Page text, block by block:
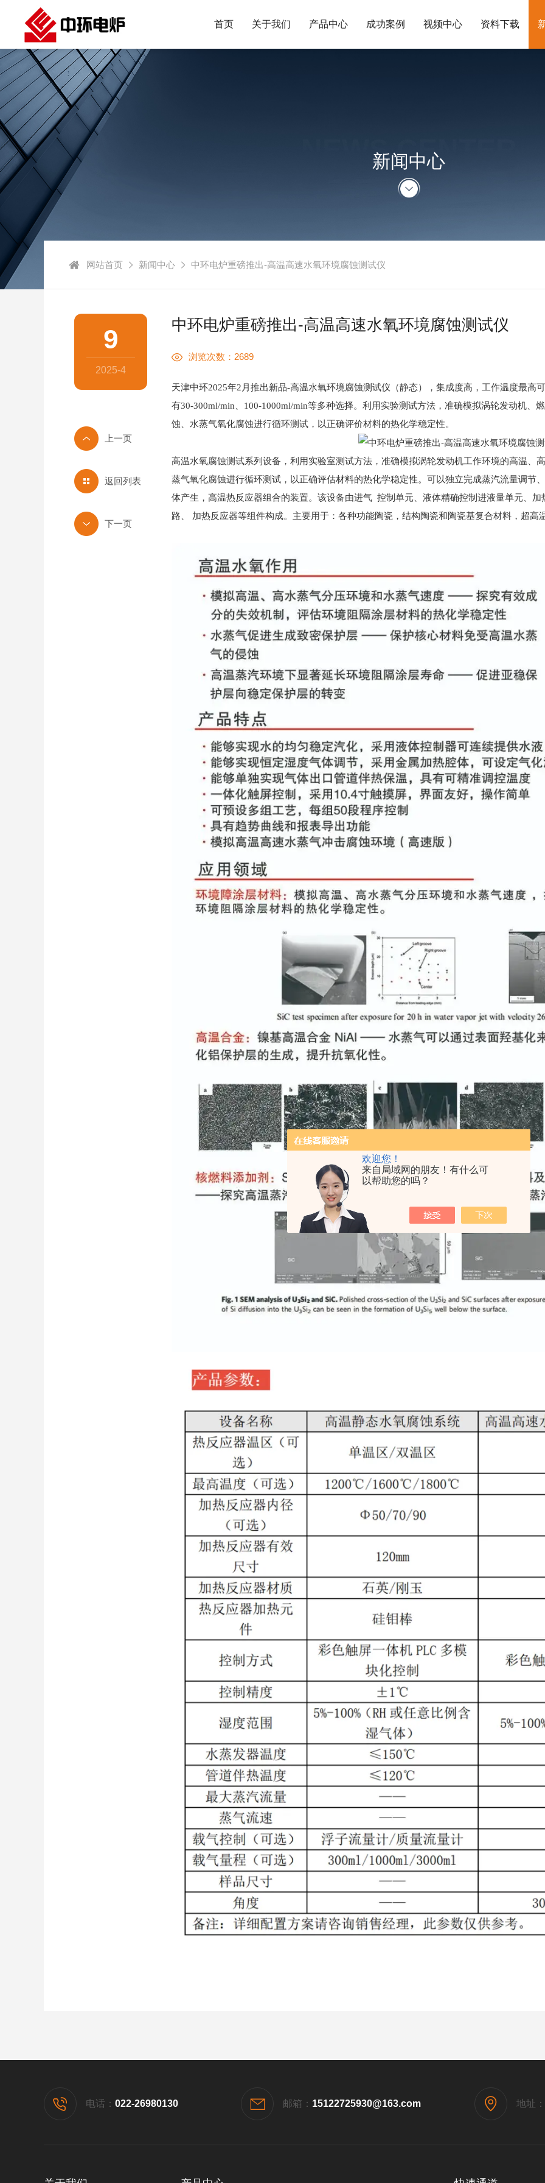
欢迎您！
来自局域网的朋友！有什么可
以帮助您的吗？
首页 关于我们 产品中心 成功案例 视频中心 资料下载
NEWS CENTER
新闻中心
网站首页 新闻中心 中环电炉重磅推出-高温高速水氧环境腐蚀测试仪
中环电炉重磅推出-高温高速水氧环境腐蚀测试仪
浏览次数：2689
天津中环2025年2月推出新品-高温水氧环境腐蚀测试仪（静态），集成度高，工作温度最
有30-300ml/min、100-1000ml/min等多种选择。利用实验测试方法，准确模拟涡轮发动机、
蚀、水蒸气氧化腐蚀进行循环测试，以正确评价材料的热化学稳定性。
高温水氧腐蚀测试系列设备，利用实验室测试方法，准确模拟涡轮发动机工作环境的高温、
蒸气氧化腐蚀进行循环测试，以正确评估材料的热化学稳定性。可以独立完成蒸汽流量调节
体产生，高温热反应器组合的装置。该设备由进气 控制单元、液体精确控制进液量单元、
路、 加热反应器等组件构成。主要用于：各种功能陶瓷，结构陶瓷和陶瓷基复合材料，超高
9
2025-4
返回列表
电话： 022-26980130 邮箱： 15122725930@163.com 地址：